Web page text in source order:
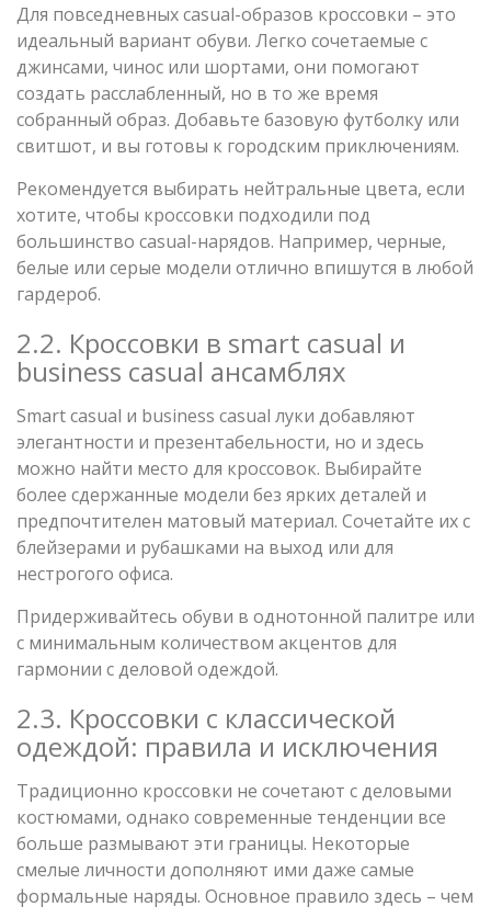
Для повседневных casual-образов кроссовки – это
идеальный вариант обуви. Легко сочетаемые с
джинсами, чинос или шортами, они помогают
создать расслабленный, но в то же время
собранный образ. Добавьте базовую футболку или
свитшот, и вы готовы к городским приключениям.
Рекомендуется выбирать нейтральные цвета, если
хотите, чтобы кроссовки подходили под
большинство casual-нарядов. Например, черные,
белые или серые модели отлично впишутся в любой
гардероб.
2.2. Кроссовки в smart casual и
business casual ансамблях
Smart casual и business casual луки добавляют
элегантности и презентабельности, но и здесь
можно найти место для кроссовок. Выбирайте
более сдержанные модели без ярких деталей и
предпочтителен матовый материал. Сочетайте их с
блейзерами и рубашками на выход или для
нестрогого офиса.
Придерживайтесь обуви в однотонной палитре или
с минимальным количеством акцентов для
гармонии с деловой одеждой.
2.3. Кроссовки с классической
одеждой: правила и исключения
Традиционно кроссовки не сочетают с деловыми
костюмами, однако современные тенденции все
больше размывают эти границы. Некоторые
смелые личности дополняют ими даже самые
формальные наряды. Основное правило здесь – чем